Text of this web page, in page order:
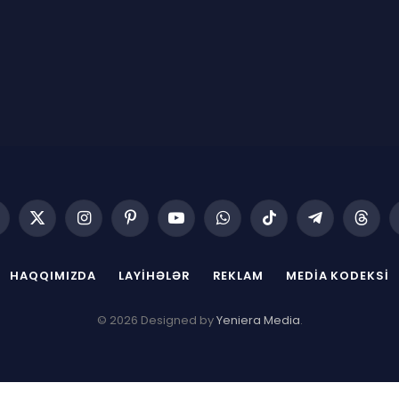
X
(Twitter)
InstagramPinterestYouTubeWhatsAppTikTok Telegram
HAQQIMIZDA LAYIHƏLƏR REKLAM MEDIA KODEKSI
© 2026 Designed byYeniera Media.